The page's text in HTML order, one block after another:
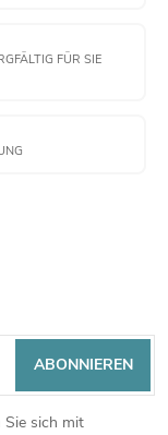
FÜR SIE
Sie sich mit
ABONNIEREN